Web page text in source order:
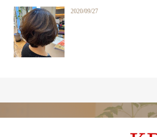
2020/09/27